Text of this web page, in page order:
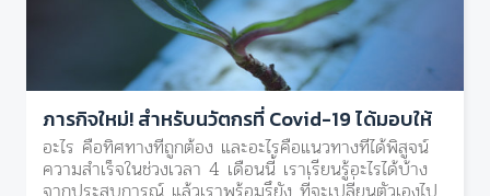
ภารกิจใหม่! สำหรับนวัตกรที่ Covid-19 ได้มอบให้
อะไร คือทิศทางที่ถูกต้อง และอะไรคือแนวทางที่ได้พิสูจน์
ความสำเร็จในช่วงเวลา 4 เดือนนี้ เราเรียนรู้อะไรได้บ้าง